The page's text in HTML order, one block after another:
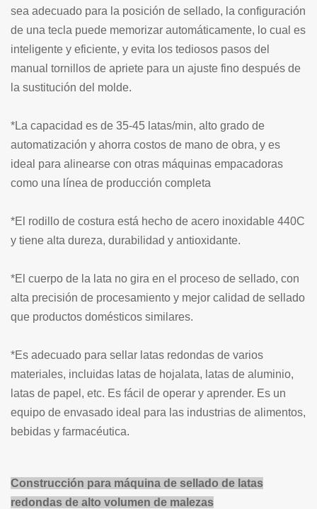
sea adecuado para la posición de sellado, la configuración
de una tecla puede memorizar automáticamente, lo cual es
inteligente y eficiente, y evita los tediosos pasos del
manual tornillos de apriete para un ajuste fino después de
la sustitución del molde.
*La capacidad es de 35-45 latas/min, alto grado de
automatización y ahorra costos de mano de obra, y es
ideal para alinearse con otras máquinas empacadoras
como una línea de producción completa
*El rodillo de costura está hecho de acero inoxidable 440C
y tiene alta dureza, durabilidad y antioxidante.
*El cuerpo de la lata no gira en el proceso de sellado, con
alta precisión de procesamiento y mejor calidad de sellado
que productos domésticos similares.
*Es adecuado para sellar latas redondas de varios
materiales, incluidas latas de hojalata, latas de aluminio,
latas de papel, etc. Es fácil de operar y aprender. Es un
equipo de envasado ideal para las industrias de alimentos,
bebidas y farmacéutica.
Construcción para máquina de sellado de latas
redondas de alto volumen de malezas